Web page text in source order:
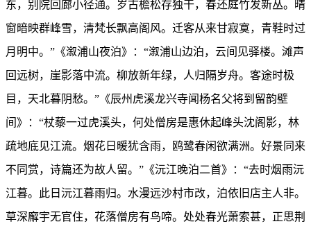
东，别院回廊小径通。岁古檐松存独干，春还庭竹发新丛。晴
窗暗映群峰雪，清梵长飘高阁风。迁客从来甘寂寞，青鞋时过
月明中。”《溆浦山夜泊》：“溆浦山边泊，云间见驿楼。滩声
回远树，崖影落中流。柳放新年绿，人归隔岁舟。客途时极
目，天北暮阴愁。”《辰州虎溪龙兴寺闻杨名父将到留韵壁
间》：“杖藜一过虎溪头，何处僧房是惠休起峰头沈阁影，林
疏地底见江流。烟花日暖犹含雨，鸥鹭春闲欲满洲。好景同来
不同赏，诗篇还为故人留。”《沅江晚泊二首》：“去时烟雨沅
江暮。此日沅江暮雨归。水漫远沙村市改，泊依旧店主人非。
草深廨宇无官住，花落僧房有鸟啼。处处春光萧索甚，正思荆